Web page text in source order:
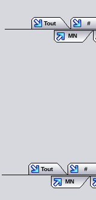
Tout
#
MN
Tout
#
MN